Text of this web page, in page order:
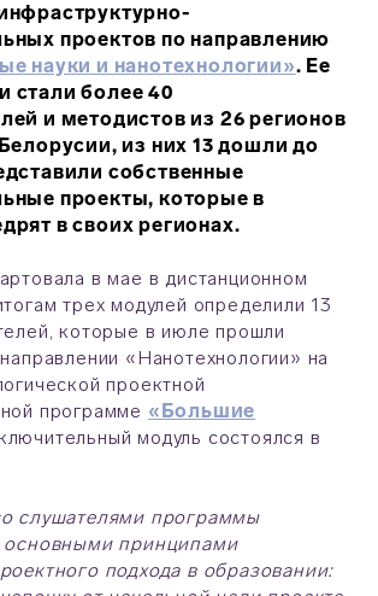
проектов по направлению
науки и нанотехнологии». Ее
стали более 40
и методистов из 26 регионов
из них 13 дошли до
собственные
проекты, которые в
в своих регионах.
в мае в дистанционном
трех модулей определили 13
которые в июле прошли
«Нанотехнологии» на
проектной
программе «Большие
модуль состоялся в
слушателями программы
основными принципами
подхода в образовании: